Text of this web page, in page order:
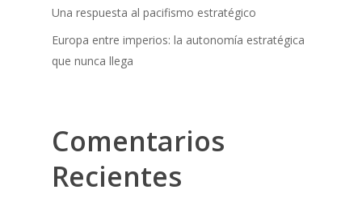
Una respuesta al pacifismo estratégico
Europa entre imperios: la autonomía estratégica
que nunca llega
Comentarios
Recientes